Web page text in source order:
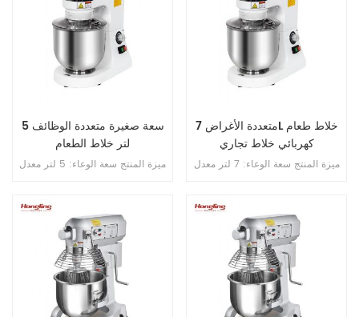
سعة صغيرة متعددة الوظائف 5
لتر خلاط الطعام
ميزة المنتج سعة الوعاء: 5 لتر معدل
الدقيق: 0 . 8 كجم سعة العجين ： 1
كجم مادة الجسم: الألمنيوم المصبوب
مادة الترباس: S . S . . 304 كرة
الألمنيوم المصبوب خطاف الخلط:
الألمنيوم المصبوب ثلاثة لوحة دوائر
دفاع (ماء / غبار / رطوبة)
متعددة الأغراض 7L خلاط طعام
كهربائي خلاط تجاري
ميزة المنتج سعة الوعاء: 7 لتر معدل
الدقيق: 1 كجم سعة العجين ： 1 . 2
كجم مادة الجسم: الألمنيوم المصبوب
مادة الترباس: S . S . . 304 كرة
الألمنيوم المصبوب خطاف الخلط:
الألمنيوم المصبوب ثلاثة لوحة دوائر
دفاع (ماء / غبار / رطوبة)